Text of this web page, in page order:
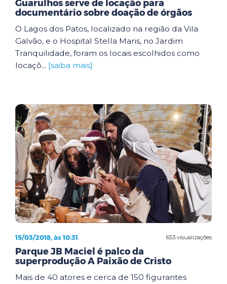
Guarulhos serve de locação para
documentário sobre doação de órgãos
O Lagos dos Patos, localizado na região da Vila
Galvão, e o Hospital Stella Maris, no Jardim
Tranquilidade, foram os locais escolhidos como
locaçõ... [saiba mais]
653 visualizações
15/03/2018, às 10:31
Parque JB Maciel é palco da
superprodução A Paixão de Cristo
Mais de 40 atores e cerca de 150 figurantes